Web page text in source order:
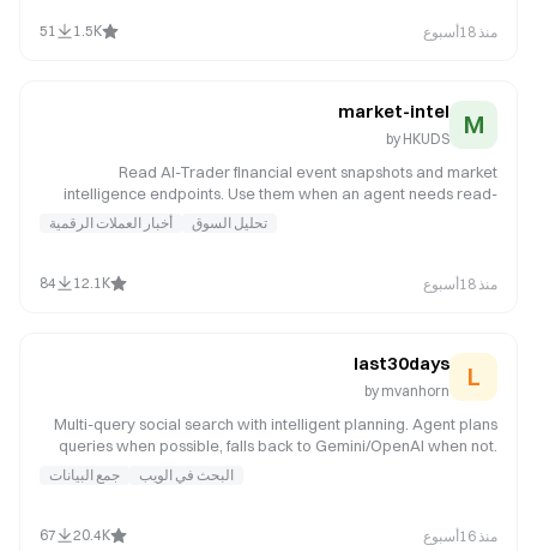
منذ 18أسبوع 1.5K
51
M
market-intel
by HKUDS
Read AI-Trader financial event snapshots and market
intelligence endpoints. Use them when an agent needs read-
only market context, grouped financial news, or the financial
events board before trading, posting a strategy, replying in
تحليل السوق أخبار العملات الرقمية
منذ 18أسبوع 12.1K
84
L
last30days
by mvanhorn
Multi-query social search with intelligent planning. Agent plans
queries when possible, falls back to Gemini/OpenAI when not.
Research any topic across Reddit, X, YouTube, TikTok,
Instagram, Hacker News, Polymarket, and the web.
البحث في الويب جمع البيانات
منذ 16أسبوع 20.4K
67